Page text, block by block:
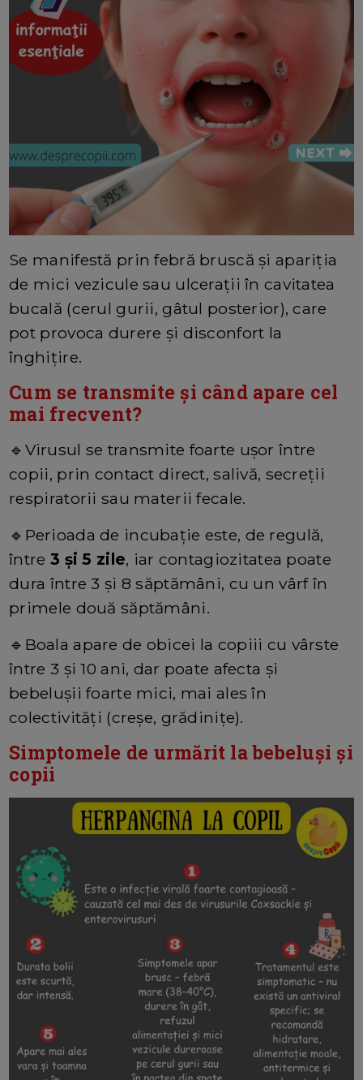
Se manifestă prin febră bruscă şi apariţia
de mici vezicule sau ulceraţii în cavitatea
bucală (cerul gurii, gâtul posterior), care
pot provoca durere şi disconfort la
înghiţire.
Cum se transmite şi când apare cel
mai frecvent?
🔹 Virusul se transmite foarte uşor între
copii, prin contact direct, salivă, secreţii
respiratorii sau materii fecale.
🔹 Perioada de incubaţie este, de regulă,
între 3 şi 5 zile, iar contagiozitatea poate
dura între 3 şi 8 săptămâni, cu un vârf în
primele două săptămâni.
🔹 Boala apare de obicei la copiii cu vârste
între 3 şi 10 ani, dar poate afecta şi
bebeluşii foarte mici, mai ales în
colectivităţi (creșe, grădiniţe).
Simptomele de urmărit la bebeluşi şi
copii